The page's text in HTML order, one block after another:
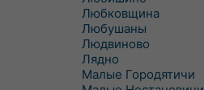
Любковщина
Любушаны
Людвиново
Лядно
Малые Городятичи